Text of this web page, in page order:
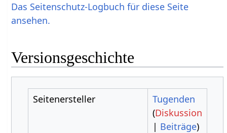
Das Seitenschutz-Logbuch für diese Seite
ansehen.
Versionsgeschichte
Seitenersteller
Tugenden
(Diskussion
| Beiträge)